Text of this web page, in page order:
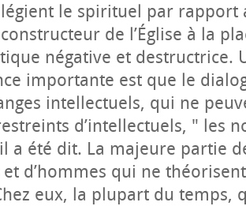
le spirituel par rapport
de l’Église à la
négative et destructrice.
importante est que le
intellectuels, qui ne
d’intellectuels, " les
a été dit. La majeure partie
d’hommes qui ne
eux, la plupart du temps,